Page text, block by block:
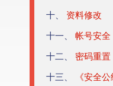
十、 资料修改
十一、 帐号安全
十二、 密码重置
十三、 《安全公